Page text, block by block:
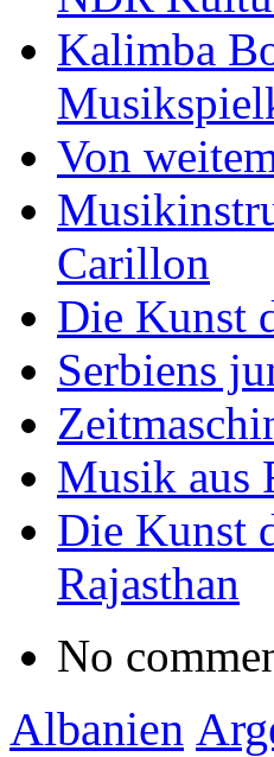
Kalimba
Von
Carillon
Die Kunst
Serbiens
Musik aus
Die Kunst
Rajasthan
No
Albanien